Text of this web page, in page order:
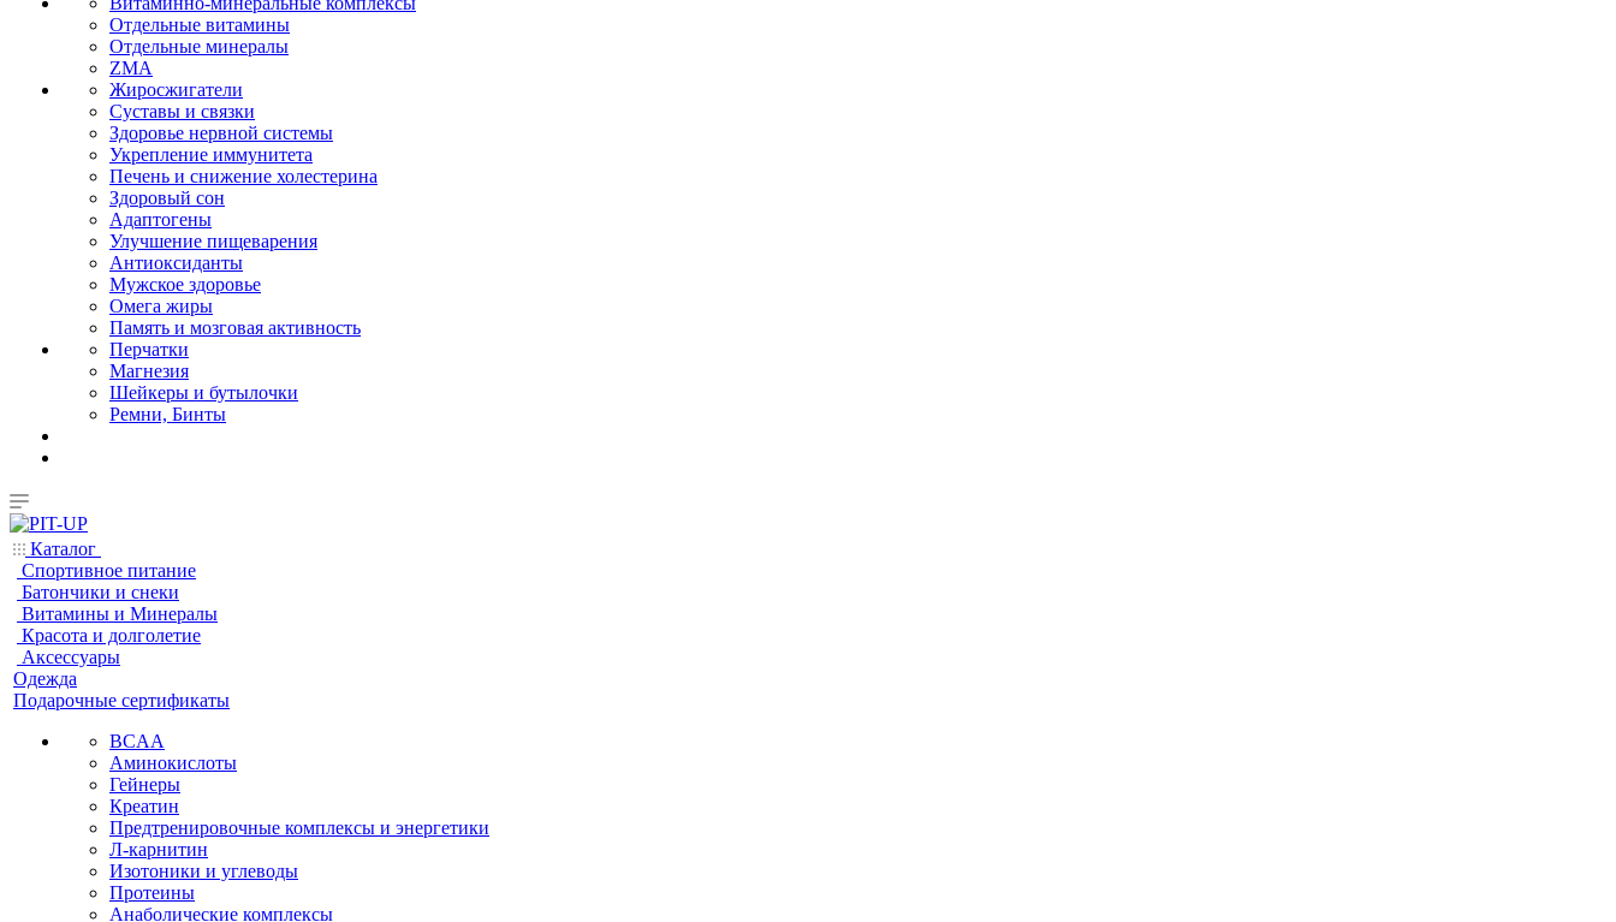
Отдельные витамины
Отдельные минералы
ZMA
Жиросжигатели
Суставы и связки
Здоровье нервной системы
Укрепление иммунитета
Печень и снижение холестерина
Здоровый сон
Адаптогены
Улучшение пищеварения
Антиоксиданты
Мужское здоровье
Омега жиры
Память и мозговая активность
Перчатки
Магнезия
Шейкеры и бутылочки
Ремни, Бинты
Каталог
Спортивное питание
Батончики и снеки
Витамины и Минералы
Красота и долголетие
Аксессуары
Одежда
Подарочные сертификаты
BCAA
Аминокислоты
Гейнеры
Креатин
Предтренировочные комплексы и энергетики
Л-карнитин
Изотоники и углеводы
Протеины
Анаболические комплексы